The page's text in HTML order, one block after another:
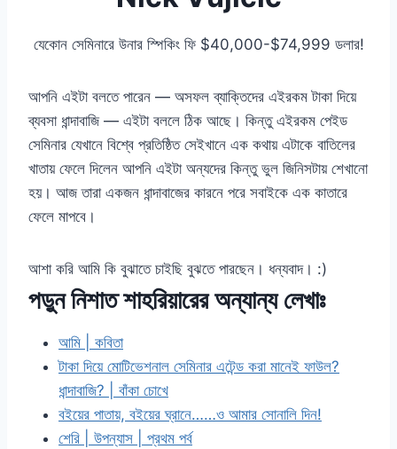
যেকোন সেমিনারে উনার স্পিকিং ফি $40,000-$74,999 ডলার!
আপনি এইটা বলতে পারেন — অসফল ব্যাক্তিদের এইরকম টাকা দিয়ে
ব্যবসা ধান্দাবাজি — এইটা বললে ঠিক আছে। কিন্তু এইরকম পেইড
সেমিনার যেখানে বিশ্বে প্রতিষ্ঠিত সেইখানে এক কথায় এটাকে বাতিলের
খাতায় ফেলে দিলেন আপনি এইটা অন্যদের কিন্তু ভুল জিনিসটায় শেখানো
হয়। আজ তারা একজন ধান্দাবাজের কারনে পরে সবাইকে এক কাতারে
ফেলে মাপবে।
আশা করি আমি কি বুঝাতে চাইছি বুঝতে পারছেন। ধন্যবাদ। :)
পড়ুন নিশাত শাহরিয়ারের অন্যান্য লেখাঃ
আমি | কবিতা
টাকা দিয়ে মোটিভেশনাল সেমিনার এটেন্ড করা মানেই ফাউল?
ধান্দাবাজি? | বাঁকা চোখে
বইয়ের পাতায়, বইয়ের ঘ্রানে……ও আমার সোনালি দিন!
শেরি | উপন্যাস | প্রথম পর্ব